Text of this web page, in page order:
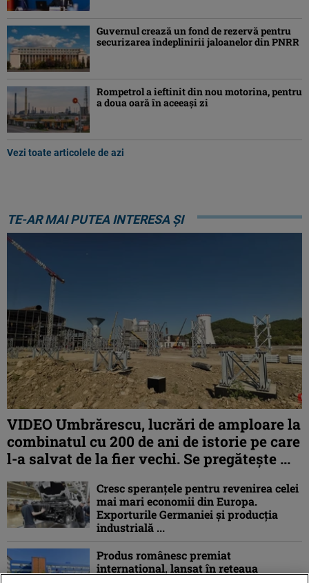
Guvernul crează un fond de rezervă pentru
securizarea îndeplinirii jaloanelor din PNRR
Rompetrol a ieftinit din nou motorina, pentru
a doua oară în aceeași zi
Vezi toate articolele de azi
TE-AR MAI PUTEA INTERESA ȘI
VIDEO Umbrărescu, lucrări de amploare la
combinatul cu 200 de ani de istorie pe care
l-a salvat de la fier vechi. Se pregătește ...
Cresc speranțele pentru revenirea celei
mai mari economii din Europa.
Exporturile Germaniei și producția
industrială ...
Produs românesc premiat
internațional, lansat în rețeaua